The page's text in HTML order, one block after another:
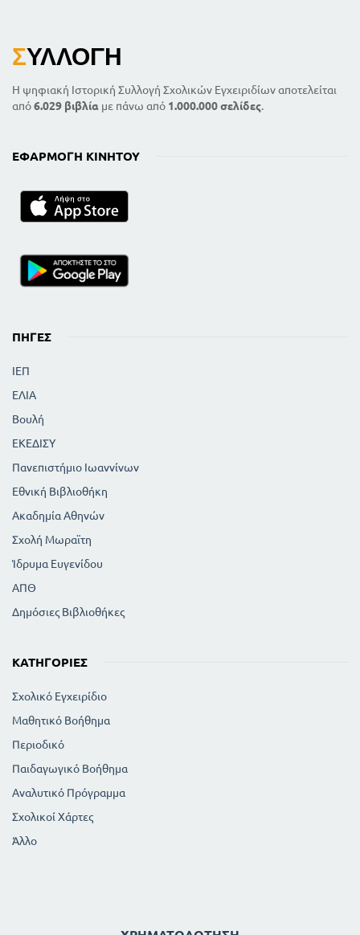
ΣΥΛΛΟΓΉ
Η ψηφιακή Ιστορική Συλλογή Σχολικών Εγχειριδίων αποτελείται
από6.029 βιβλία με πάνω από 1.000.000 σελίδες.
ΕΦΑΡΜΟΓΉ ΚΙΝΗΤΟΎ
ΠΗΓΈΣ
ΙΕΠ
ΕΛΙΑ
Βουλή
ΕΚΕΔΙΣΥ
Πανεπιστήμιο Ιωαννίνων
Εθνική Βιβλιοθήκη
Ακαδημία Αθηνών
Σχολή Μωραϊτη
Ίδρυμα Ευγενίδου
ΑΠΘ
Δημόσιες Βιβλιοθήκες
ΚΑΤΗΓΟΡΊΕΣ
Σχολικό Εγχειρίδιο
Μαθητικό Βοήθημα
Περιοδικό
Παιδαγωγικό Βοήθημα
Αναλυτικό Πρόγραμμα
Σχολικοί Χάρτες
Άλλο